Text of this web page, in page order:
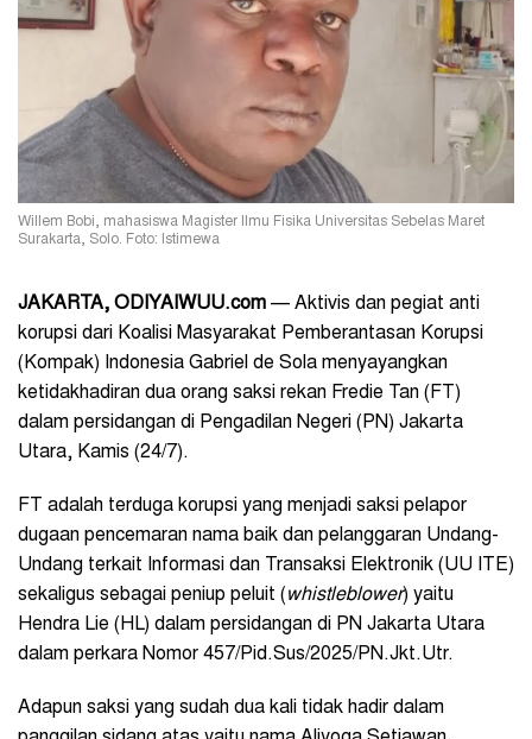
Willem Bobi, mahasiswa Magister Ilmu Fisika Universitas Sebelas Maret
Surakarta, Solo. Foto: Istimewa
JAKARTA, ODIYAIWUU.com — Aktivis dan pegiat anti
korupsi dari Koalisi Masyarakat Pemberantasan Korupsi
(Kompak) Indonesia Gabriel de Sola menyayangkan
ketidakhadiran dua orang saksi rekan Fredie Tan (FT)
dalam persidangan di Pengadilan Negeri (PN) Jakarta
Utara, Kamis (24/7).
FT adalah terduga korupsi yang menjadi saksi pelapor
dugaan pencemaran nama baik dan pelanggaran Undang-
Undang terkait Informasi dan Transaksi Elektronik (UU ITE)
sekaligus sebagai peniup peluit (whistleblower) yaitu
Hendra Lie (HL) dalam persidangan di PN Jakarta Utara
dalam perkara Nomor 457/Pid.Sus/2025/PN.Jkt.Utr.
Adapun saksi yang sudah dua kali tidak hadir dalam